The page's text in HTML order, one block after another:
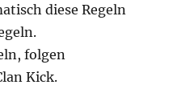
diese Regeln
folgen
Kick.